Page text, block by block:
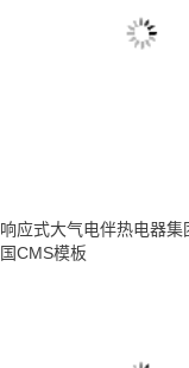
响应式大气电伴热电器集
国CMS模板